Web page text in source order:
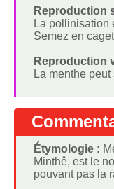
Reproduction
La pollinisation
Semez en
Reproduction
La menthe
Étymologie :
Minthê, est le
pouvant pas la